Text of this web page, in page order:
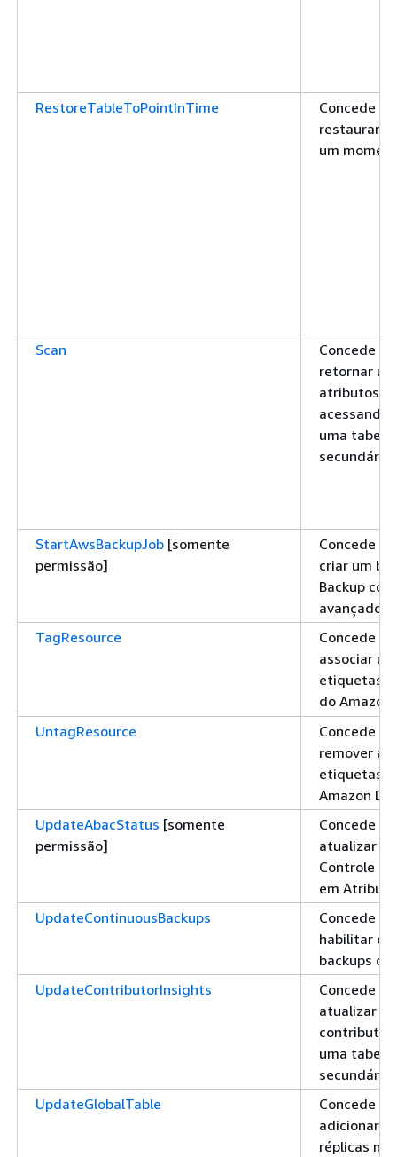
RestoreTableToPointInTime
Concede
restaurar
um
Scan
Concede
retornar
atributos
acessando
uma tabela
secundário
StartAwsBackupJob [somente
permissão]
Concede
criar um
Backup
avançados
TagResource
Concede
associar
etiquetas
do Amazon
UntagResource
Concede
remover a
etiquetas
Amazon
UpdateAbacStatus [somente
permissão]
Concede
atualizar o
Controle
em
UpdateContinuousBackups
Concede
habilitar
backups
UpdateContributorInsights
Concede
atualizar o
contributor
uma tabela
secundário
UpdateGlobalTable
Concede
adicionar
réplicas na